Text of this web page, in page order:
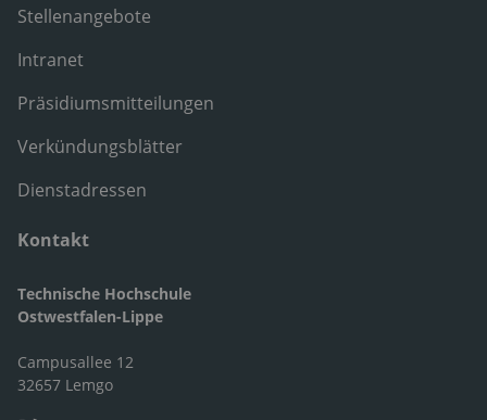
Stellenangebote
Intranet
Präsidiumsmitteilungen
Verkündungsblätter
Dienstadressen
Kontakt
Technische Hochschule
Ostwestfalen-Lippe
Campusallee 12
32657 Lemgo